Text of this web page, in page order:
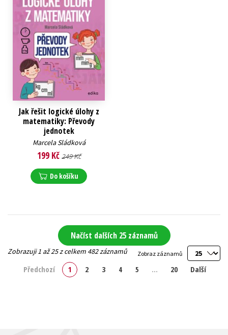
Jak řešit logické úlohy z
matematiky: Převody
jednotek
Marcela Sládková
199 Kč 249 Kč
Do košíku
Načíst dalších 25 záznamů
Zobraz záznamů
Zobrazuji 1 až 25 z celkem 482 záznamů
Předchozí 1 2 3 4 5 … 20 Další